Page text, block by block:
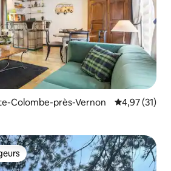
Colombe-près-Vernon Évaluation
4,97 (31)